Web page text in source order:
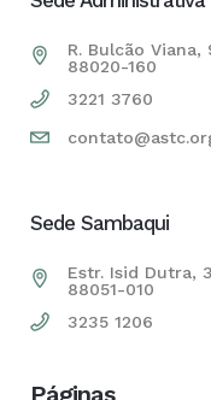
R. Bulcão
88020-160
3221 3760
Sede Sambaqui
Estr. Isid Dutra,
88051-010
3235 1206
Páginas